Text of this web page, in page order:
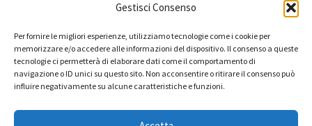
Gestisci Consenso
Per fornire le migliori esperienze, utilizziamo tecnologie come i cookie per
memorizzare e/o accedere alle informazioni del dispositivo. Il consenso a queste
tecnologie ci permetterà di elaborare dati come il comportamento di
navigazione o ID unici su questo sito. Non acconsentire o ritirare il consenso può
influire negativamente su alcune caratteristiche e funzioni.
Ultimissime